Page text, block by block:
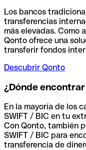
Los bancos
transferencias
más elevadas. Como
Qonto ofrece una
transferir fondos
Descubrir Qonto
¿Dónde
En la mayoría de los
SWIFT / BIC en tu
Con Qonto, también
SWIFT / BIC para
transferencia de